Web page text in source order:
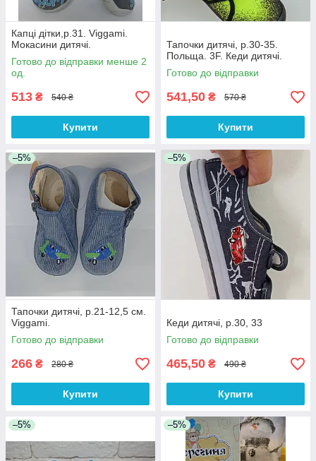
Капці дітки,р.31. Viggami.
Мокасини дитячі.
Готово до відправки менше 2
од.
513 ₴ 540 ₴
Купити
Тапочки дитячі, р.30-35.
Польща. 3F. Кеди дитячі.
Готово до відправки
541,50 ₴ 570 ₴
Купити
–5%
Тапочки дитячі, р.21-12,5 см.
Viggami.
Готово до відправки
266 ₴ 280 ₴
Купити
–5%
Кеди дитячі, р.30, 33
Готово до відправки
465,50 ₴ 490 ₴
Купити
–5% –5%